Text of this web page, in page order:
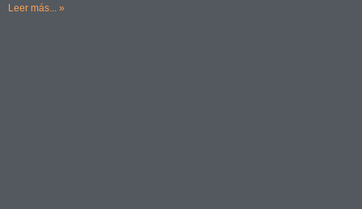
Leer más... »